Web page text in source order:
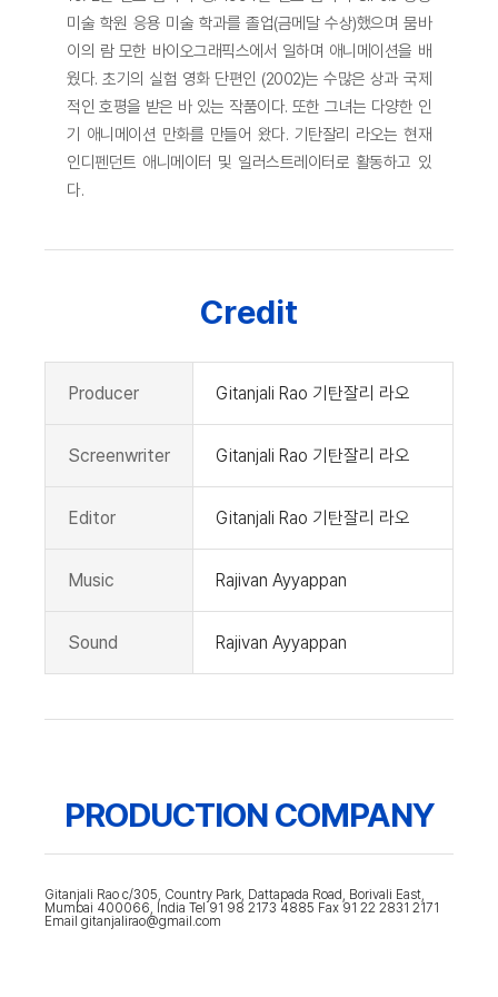
미술 학원 응용 미술 학과를 졸업(금메달 수상)했으며 뭄바
이의 람 모한 바이오그래픽스에서 일하며 애니메이션을 배
웠다. 초기의 실험 영화 단편인 (2002)는 수많은 상과 국제
적인 호평을 받은 바 있는 작품이다. 또한 그녀는 다양한 인
기 애니메이션 만화를 만들어 왔다. 기탄잘리 라오는 현재
인디펜던트 애니메이터 및 일러스트레이터로 활동하고 있
다.
Credit
Producer Gitanjali Rao 기탄잘리 라오
Screenwriter Gitanjali Rao 기탄잘리 라오
Editor Gitanjali Rao 기탄잘리 라오
Music Rajivan Ayyappan
Sound Rajivan Ayyappan
PRODUCTION COMPANY
Gitanjali Rao c/305, Country Park, Dattapada Road, Borivali East,
Mumbai 400066, India Tel 91 98 2173 4885 Fax 91 22 2831 2171
Email gitanjalirao@gmail.com